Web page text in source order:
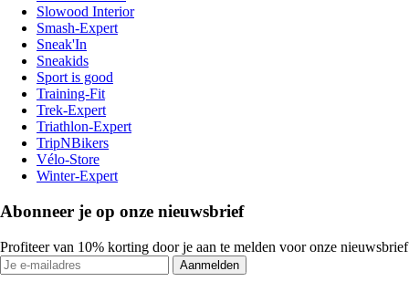
Slowood Interior
Smash-Expert
Sneak'In
Sneakids
Sport is good
Training-Fit
Trek-Expert
Triathlon-Expert
TripNBikers
Vélo-Store
Winter-Expert
Abonneer je op onze nieuwsbrief
Profiteer van 10% korting door je aan te melden voor onze nieuwsbrief
Aanmelden